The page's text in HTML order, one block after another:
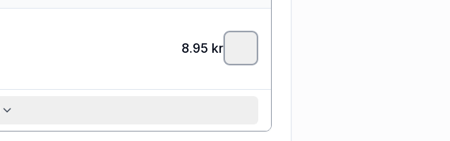
8.95 kr